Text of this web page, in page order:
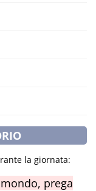
la giornata:
prega